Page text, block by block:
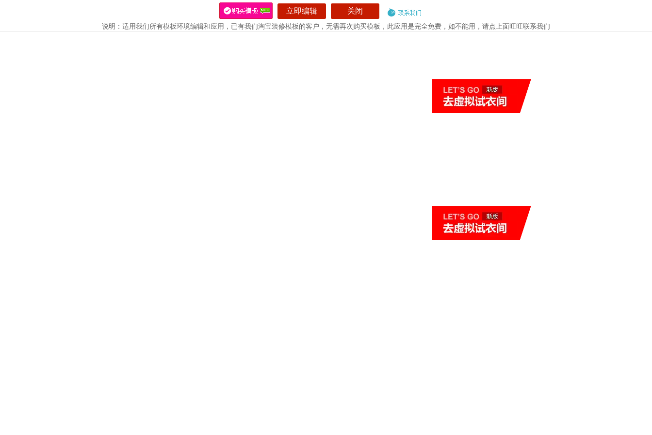
立即编辑 关闭
说明：适用我们所有模板环境编辑和应用，已有我们淘宝装修模板的客户，无需再次购买模板，此应用是完全免费，如不能用，请点上面旺旺联系我们